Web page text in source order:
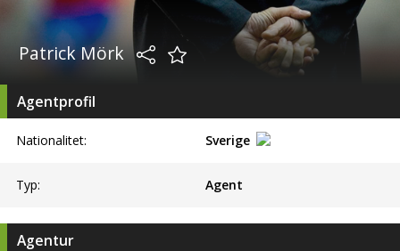
Patrick Mörk
Agentprofil
Nationalitet: Sverige
Typ: Agent
Agentur